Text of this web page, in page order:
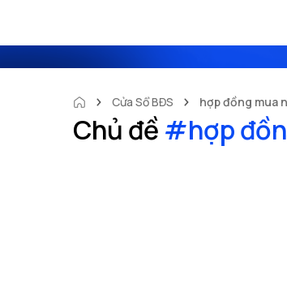
Cửa Sổ BĐS hợp đồng mua
Chủ đề #hợp